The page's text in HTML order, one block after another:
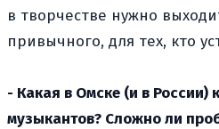
в творчестве нужно
привычного, для тех, кто
- Какая в Омске (и в России)
музыкантов? Сложно ли